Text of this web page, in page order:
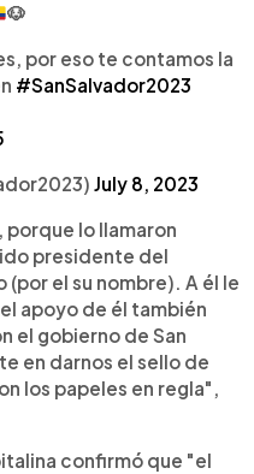
🐶
por eso te contamos la
#SanSalvador2023
July 8, 2023
porque lo llamaron
presidente del
el su nombre). A él le
apoyo de él también
el gobierno de San
en darnos el sello de
los papeles en regla",
confirmó que "el